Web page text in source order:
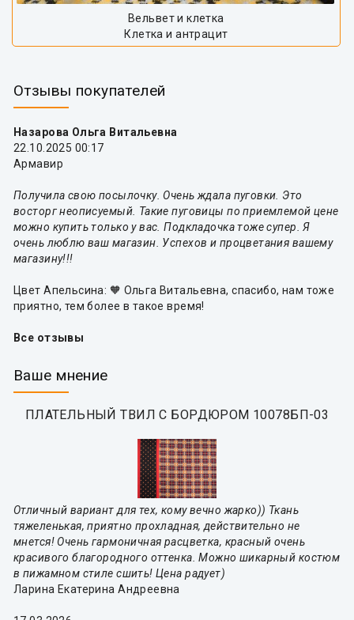
Вельвет и клетка
Клетка и антрацит
Отзывы покупателей
Назарова Ольга Витальевна
22.10.2025 00:17
Армавир
Получила свою посылочку. Очень ждала пуговки. Это
восторг неописуемый. Такие пуговицы по приемлемой цене
можно купить только у вас. Подкладочка тоже супер. Я
очень люблю ваш магазин. Успехов и процветания вашему
магазину!!!
Цвет Апельсина: 🧡 Ольга Витальевна, спасибо, нам тоже
приятно, тем более в такое время!
Все отзывы
Ваше мнение
ПЛАТЕЛЬНЫЙ ТВИЛ С БОРДЮРОМ 10078БП-03
Отличный вариант для тех, кому вечно жарко)) Ткань
тяжеленькая, приятно прохладная, действительно не
мнется! Очень гармоничная расцветка, красный очень
красивого благородного оттенка. Можно шикарный костюм
в пижамном стиле сшить! Цена радует)
Ларина Екатерина Андреевна